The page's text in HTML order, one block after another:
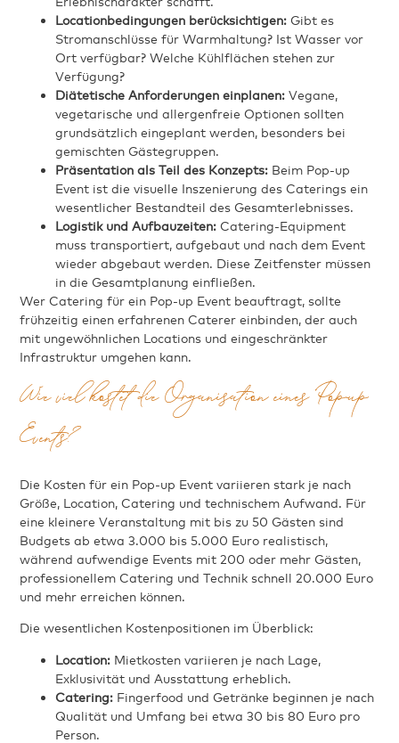
Locationbedingungen berücksichtigen: Gibt es
Stromanschlüsse für Warmhaltung? Ist Wasser vor
Ort verfügbar? Welche Kühlflächen stehen zur
Verfügung?
Diätetische Anforderungen einplanen: Vegane,
vegetarische und allergenfreie Optionen sollten
grundsätzlich eingeplant werden, besonders bei
gemischten Gästegruppen.
Präsentation als Teil des Konzepts: Beim Pop-up
Event ist die visuelle Inszenierung des Caterings ein
wesentlicher Bestandteil des Gesamterlebnisses.
Logistik und Aufbauzeiten: Catering-Equipment
muss transportiert, aufgebaut und nach dem Event
wieder abgebaut werden. Diese Zeitfenster müssen
in die Gesamtplanung einfließen.
Wer Catering für ein Pop-up Event beauftragt, sollte
frühzeitig einen erfahrenen Caterer einbinden, der auch
mit ungewöhnlichen Locations und eingeschränkter
Infrastruktur umgehen kann.
Wie viel kostet die Organisation eines Pop-up
Events?
Die Kosten für ein Pop-up Event variieren stark je nach
Größe, Location, Catering und technischem Aufwand. Für
eine kleinere Veranstaltung mit bis zu 50 Gästen sind
Budgets ab etwa 3.000 bis 5.000 Euro realistisch,
während aufwendige Events mit 200 oder mehr Gästen,
professionellem Catering und Technik schnell 20.000 Euro
und mehr erreichen können.
Die wesentlichen Kostenpositionen im Überblick:
Location: Mietkosten variieren je nach Lage,
Exklusivität und Ausstattung erheblich.
Catering: Fingerfood und Getränke beginnen je nach
Qualität und Umfang bei etwa 30 bis 80 Euro pro
Person.